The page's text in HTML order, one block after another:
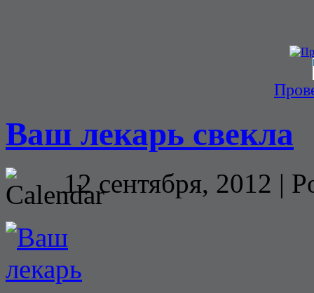
Ваш лекарь свекла
12 сентября, 2012 |